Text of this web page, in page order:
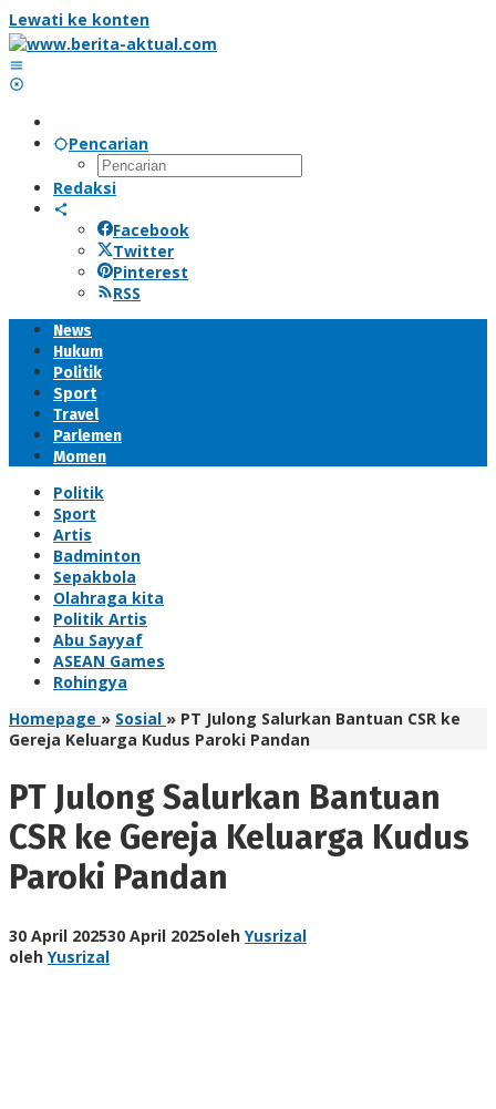
Lewati ke konten
Pencarian
Redaksi
Facebook
Twitter
Pinterest
RSS
News
Hukum
Politik
Sport
Travel
Parlemen
Momen
Politik
Sport
Artis
Badminton
Sepakbola
Olahraga kita
Politik Artis
Abu Sayyaf
ASEAN Games
Rohingya
Homepage » Sosial » PT Julong Salurkan Bantuan CSR ke
Gereja Keluarga Kudus Paroki Pandan
PT Julong Salurkan Bantuan
CSR ke Gereja Keluarga Kudus
Paroki Pandan
30 April 202530 April 2025oleh Yusrizal
oleh Yusrizal